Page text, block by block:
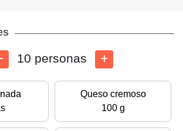
10 personas
Queso cremoso
100 g